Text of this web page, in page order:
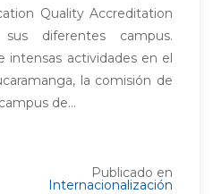
Quality Accreditation
diferentes campus.
intensas actividades en el
la comisión de
de...
Publicado en
Internacionalización